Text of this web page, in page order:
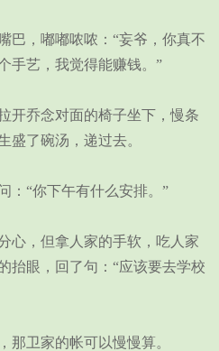
，嘟嘟哝哝：“妄爷，你真不
手艺，我觉得能赚钱。”
乔念对面的椅子坐下，慢条
盛了碗汤，递过去。
“你下午有什么安排。”
，但拿人家的手软，吃人家
抬眼，回了句：“应该要去学校
卫家的帐可以慢慢算。